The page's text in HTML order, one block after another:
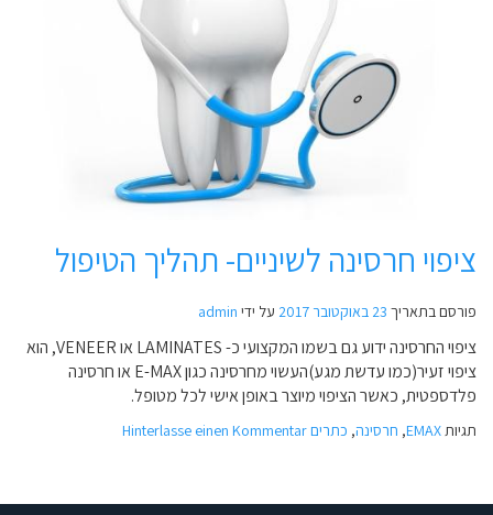
ציפוי חרסינה לשיניים- תהליך הטיפול
פורסם בתאריך 23 באוקטובר 2017 על ידי admin
ציפוי החרסינה ידוע גם בשמו המקצועי כ- LAMINATES או VENEER, הוא
ציפוי זעיר(כמו עדשת מגע)העשוי מחרסינה כגון E-MAX או חרסינה
פלדספטית, כאשר הציפוי מיוצר באופן אישי לכל מטופל.
תגיותEMAX
, חרסינה, כתריםHinterlasse einen Kommentar